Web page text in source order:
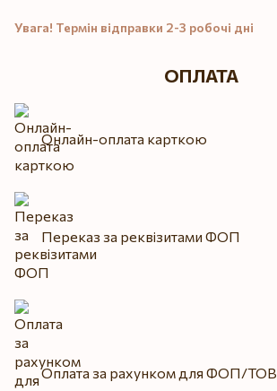
Увага! Термін відправки 2-3 робочі дні
ОПЛАТА
Онлайн-оплата карткою
Переказ за реквізитами ФОП
Оплата за рахунком для ФОП/ТОВ